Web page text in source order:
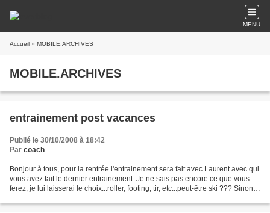
MENU
Accueil » MOBILE.ARCHIVES
MOBILE.ARCHIVES
entrainement post vacances
Publié le 30/10/2008 à 18:42
Par coach
Bonjour à tous, pour la rentrée l'entrainement sera fait avec Laurent avec qui
vous avez fait le dernier entrainement. Je ne sais pas encore ce que vous
ferez, je lui laisserai le choix...roller, footing, tir, etc...peut-être ski ??? Sinon